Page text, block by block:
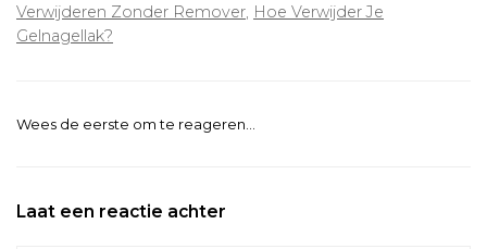
Verwijderen Zonder Remover, Hoe Verwijder Je
Gelnagellak?
Wees de eerste om te reageren...
Laat een reactie achter